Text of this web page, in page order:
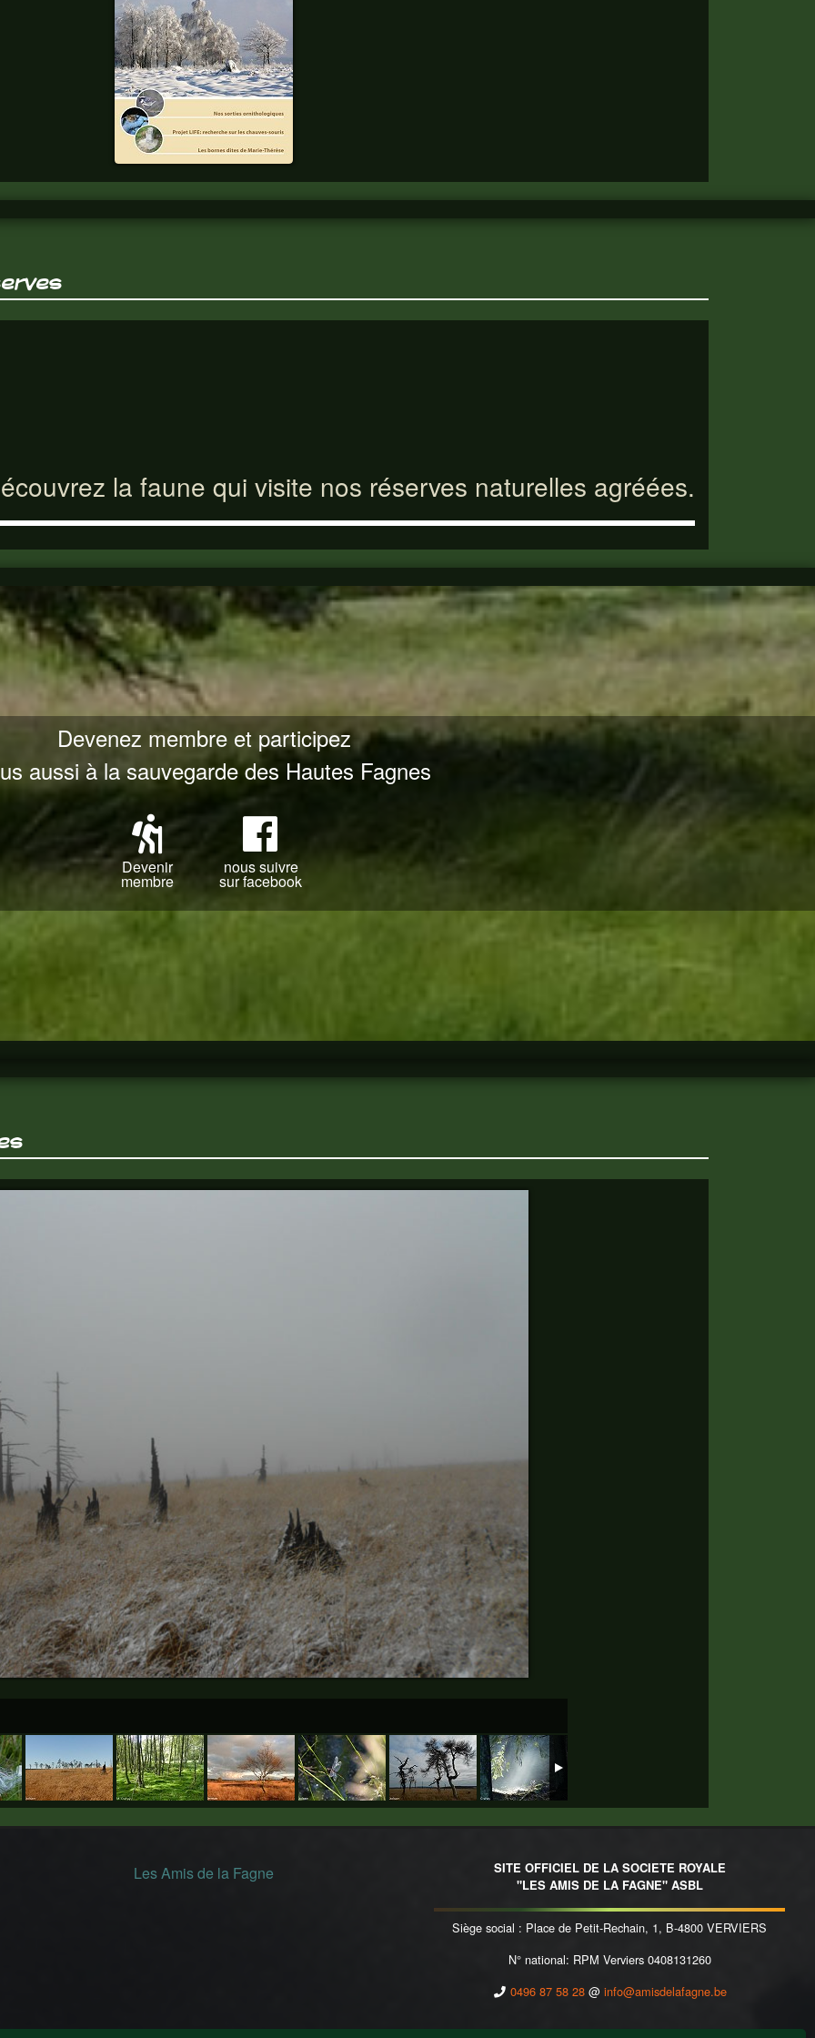
n°337
Chaque trimestre,
tous les thèmes
fagnards y sont
abordés. Abonnez
vous.
la faune qui visite nos réserves naturelles agréées.
Devenez membre et participez
aussi à la sauvegarde des Hautes Fagnes
Devenir
membre
nous suivre
sur facebook
Les Amis de la Fagne
SITE OFFICIEL DE LA SOCIETE ROYALE
"LES AMIS DE LA FAGNE" ASBL
Siège social : Place de Petit-Rechain, 1, B-4800 VERVIERS
N° national: RPM Verviers 0408131260
0496 87 58 28 @ info@amisdelafagne.be